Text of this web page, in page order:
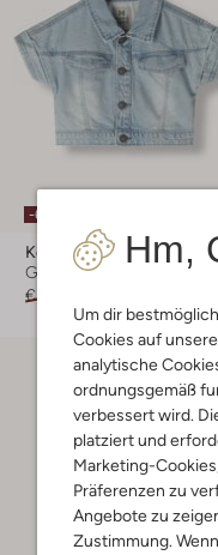
Hm,
Um dir
Cookies auf
analytische
ordnungsgemäß
verbessert wird.
platziert und
Marketing-
Präferenzen zu
Angebote zu
Zustimmung.
-60%
Koko Noko
Gilet
€ 39,99